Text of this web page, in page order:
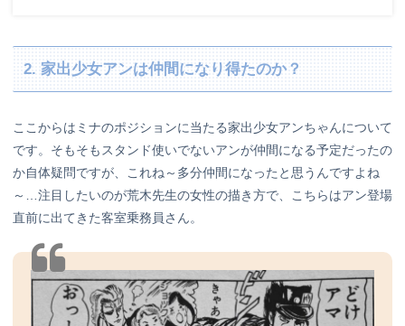
2. 家出少女アンは仲間になり得たのか？
ここからはミナのポジションに当たる家出少女アンちゃんについて
です。そもそもスタンド使いでないアンが仲間になる予定だったの
か自体疑問ですが、これね～多分仲間になったと思うんですよね
～…注目したいのが荒木先生の女性の描き方で、こちらはアン登場
直前に出てきた客室乗務員さん。